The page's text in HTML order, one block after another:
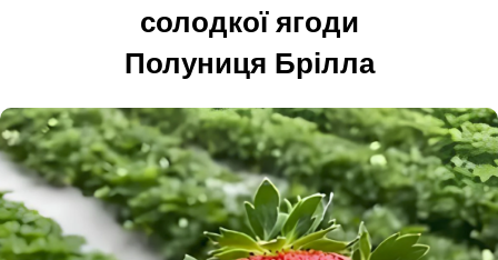
солодкої ягоди
Полуниця Брілла